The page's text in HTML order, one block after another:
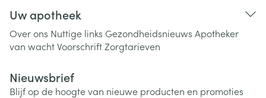
Uw apotheek
Over ons Nuttige links Gezondheidsnieuws Apotheker
van wachtVoorschriftZorgtarieven
Nieuwsbrief
Blijf op de hoogte van nieuwe producten en promoties